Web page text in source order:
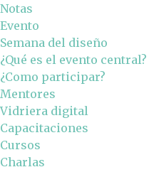
Notas
Evento
Semana del diseño
¿Qué es el evento central?
¿Como participar?
Mentores
Vidriera digital
Capacitaciones
Cursos
Charlas